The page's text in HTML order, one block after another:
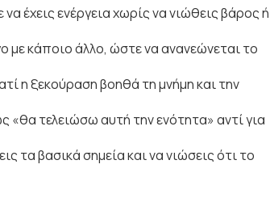
έχεις ενέργεια χωρίς να νιώθεις βάρος ή
με κάποιο άλλο, ώστε να ανανεώνεται το
η ξεκούραση βοηθά τη μνήμη και την
τελειώσω αυτή την ενότητα» αντί για
τα βασικά σημεία και να νιώσεις ότι το